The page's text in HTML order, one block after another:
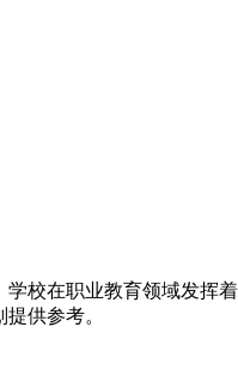
校在职业教育领域发挥
供参考。